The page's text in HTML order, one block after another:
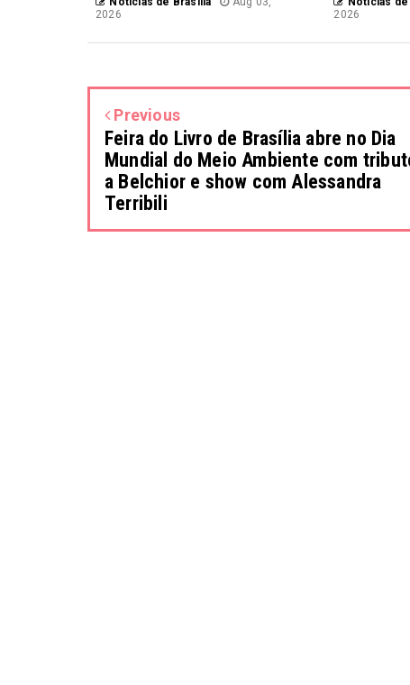
2026
2026
Previous
Feira do Livro de Brasília abre no Dia
Mundial do Meio Ambiente com
a Belchior e show com Alessandra
Terribili